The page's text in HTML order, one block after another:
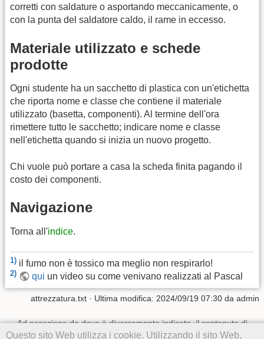
corretti con saldature o asportando meccanicamente, o
con la punta del saldatore caldo, il rame in eccesso.
Materiale utilizzato e schede
prodotte
Ogni studente ha un sacchetto di plastica con un'etichetta
che riporta nome e classe che contiene il materiale
utilizzato (basetta, componenti). Al termine dell'ora
rimettere tutto le sacchetto; indicare nome e classe
nell'etichetta quando si inizia un nuovo progetto.
Chi vuole può portare a casa la scheda finita pagando il
costo dei componenti.
Navigazione
Torna all'indice.
1) il fumo non è tossico ma meglio non respirarlo!
2) qui un video su come venivano realizzati al Pascal
Questo sito Web utilizza i cookie. Utilizzando il sito Web,
attrezzatura.txt · Ultima modifica: 2024/09/19 07:30 da admin
Ad eccezione da dove è diversamente indicato, il contenuto di
questo wiki è soggetto alla seguente licenza:
CC Attribution-